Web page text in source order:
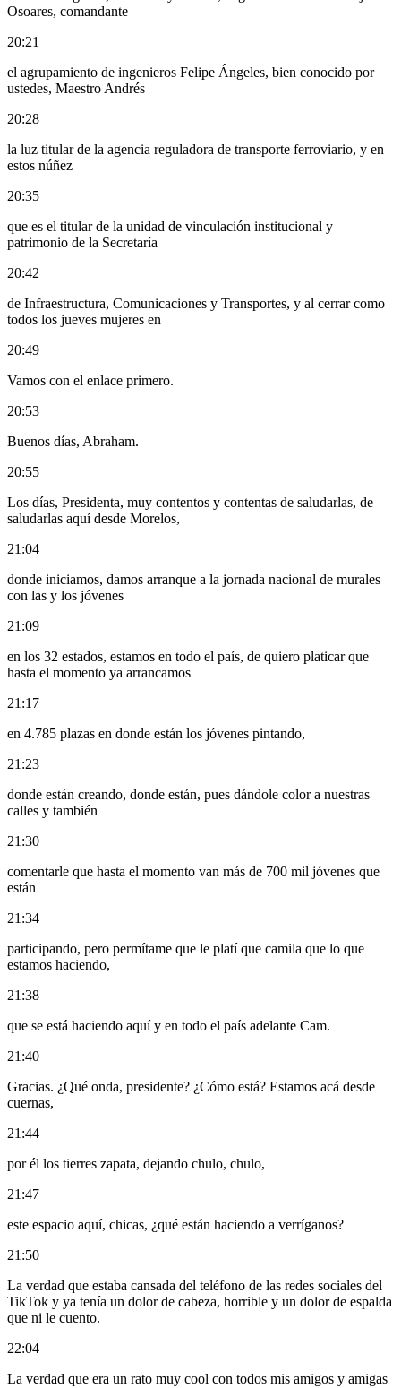
Osoares, comandante
20:21
el agrupamiento de ingenieros Felipe Ángeles, bien conocido por
ustedes, Maestro Andrés
20:28
la luz titular de la agencia reguladora de transporte ferroviario, y en
estos núñez
20:35
que es el titular de la unidad de vinculación institucional y
patrimonio de la Secretaría
20:42
de Infraestructura, Comunicaciones y Transportes, y al cerrar como
todos los jueves mujeres en
20:49
Vamos con el enlace primero.
20:53
Buenos días, Abraham.
20:55
Los días, Presidenta, muy contentos y contentas de saludarlas, de
saludarlas aquí desde Morelos,
21:04
donde iniciamos, damos arranque a la jornada nacional de murales
con las y los jóvenes
21:09
en los 32 estados, estamos en todo el país, de quiero platicar que
hasta el momento ya arrancamos
21:17
en 4.785 plazas en donde están los jóvenes pintando,
21:23
donde están creando, donde están, pues dándole color a nuestras
calles y también
21:30
comentarle que hasta el momento van más de 700 mil jóvenes que
están
21:34
participando, pero permítame que le platí que camila que lo que
estamos haciendo,
21:38
que se está haciendo aquí y en todo el país adelante Cam.
21:40
Gracias. ¿Qué onda, presidente? ¿Cómo está? Estamos acá desde
cuernas,
21:44
por él los tierres zapata, dejando chulo, chulo,
21:47
este espacio aquí, chicas, ¿qué están haciendo a verríganos?
21:50
La verdad que estaba cansada del teléfono de las redes sociales del
TikTok y ya tenía un dolor de cabeza, horrible y un dolor de espalda
que ni le cuento.
22:04
La verdad que era un rato muy cool con todos mis amigos y amigas